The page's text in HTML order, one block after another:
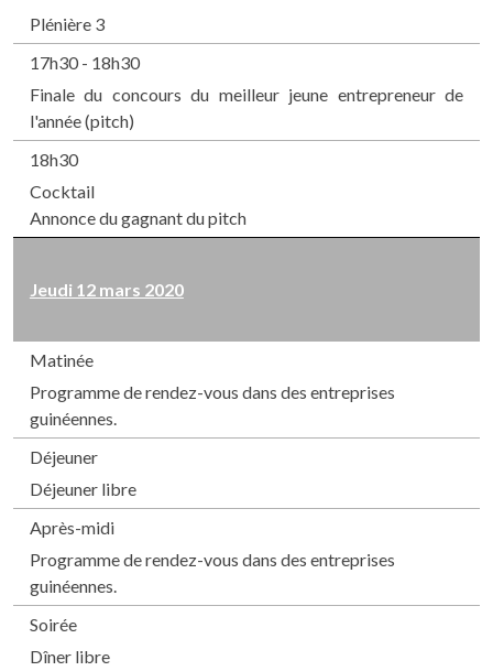
Plénière 3
17h30 - 18h30
Finale du concours du meilleur jeune entrepreneur de
l'année (pitch)
18h30
Cocktail
Annonce du gagnant du pitch
Jeudi 12 mars 2020
Matinée
Programme de rendez-vous dans des entreprises
guinéennes.
Déjeuner
Déjeuner libre
Après-midi
Programme de rendez-vous dans des entreprises
guinéennes.
Soirée
Dîner libre